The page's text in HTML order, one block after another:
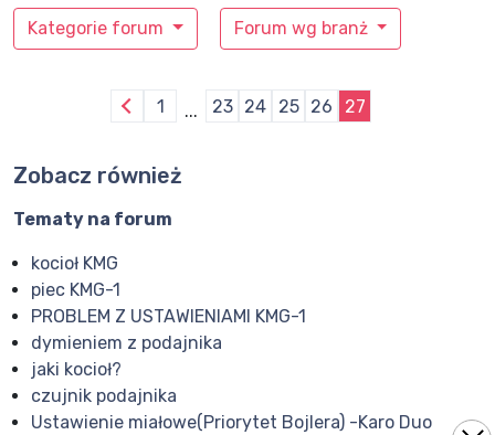
Kategorie forum Forum wg branż
1 ... 23 24 25 26 27
Zobacz również
Tematy na forum
kocioł KMG
piec KMG-1
PROBLEM Z USTAWIENIAMI KMG-1
dymieniem z podajnika
jaki kocioł?
czujnik podajnika
Ustawienie miałowe(Priorytet Bojlera) -Karo Duo